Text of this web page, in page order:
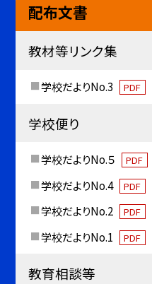
配布文書
教材等リンク集
学校だよりNo.3 PDF
学校便り
学校だよりNo.５ PDF
学校だよりNo.4
PDF
学校だよりNo.2
PDF
学校だよりNo.1 PDF
教育相談等